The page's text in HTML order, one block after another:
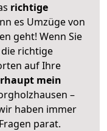
richtige
es Umzüge von
geht! Wenn Sie
richtige
auf Ihre
mein
–
haben immer
parat.